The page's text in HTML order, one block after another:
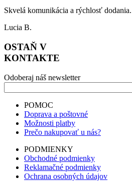
Skvelá komunikácia a rýchlosť
Lucia B.
OSTAŇ V
KONTAKTE
Odoberaj náš newsletter
POMOC
Doprava a poštovné
Možnosti platby
Prečo nakupovať u nás?
PODMIENKY
Obchodné podmienky
Reklamačné podmienky
Ochrana osobných údajov